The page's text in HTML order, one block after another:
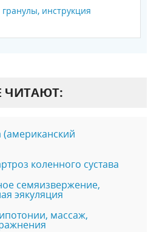
инструкция
ЧИТАЮТ:
коленного сустава
семяизвержение,
эякуляция
массаж,